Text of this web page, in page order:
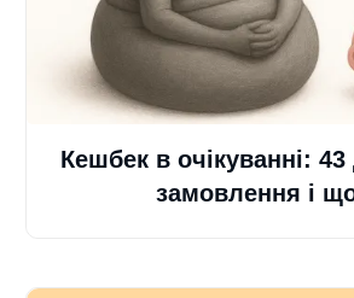
Кешбек в очікуванні: 43
замовлення і